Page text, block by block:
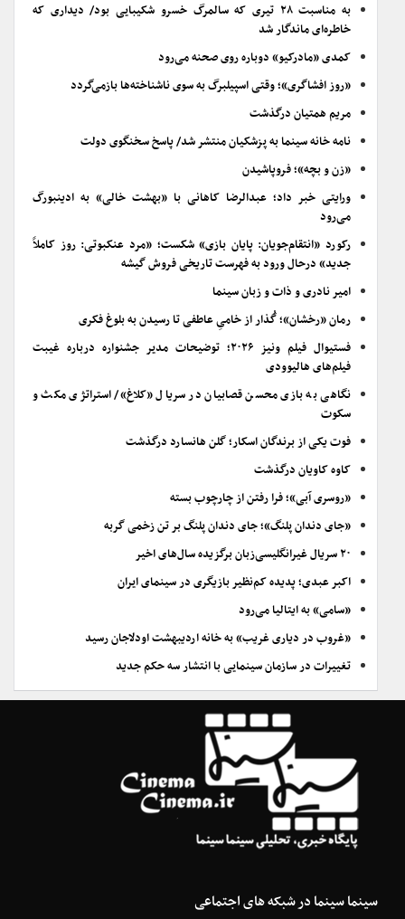
به مناسبت ۲۸ تیری که سالمرگ خسرو شکیبایی بود/ دیداری که
خاطره‌ای ماندگار شد
کمدی «مادرکیو» دوباره روی صحنه می‌رود
«روز افشاگری»؛ وقتی اسپیلبرگ به سوی ناشناخته‌ها بازمی‌گردد
مریم همتیان درگذشت
نامه خانه سینما به پزشکیان منتشر شد/ پاسخ سخنگوی دولت
«زن و بچه»؛ فروپاشیدن
ورایتی خبر داد؛ عبدالرضا کاهانی با «بهشت خالی» به ادینبورگ
می‌رود
رکورد «انتقام‌جویان: پایان بازی» شکست؛ «مرد عنکبوتی: روز کاملاً
جدید» درحال ورود به فهرست تاریخی فروش گیشه
امیر نادری و ذات و زبان سینما
رمان «رخشان»؛ گُذار از خامیِ عاطفی تا رسیدن به بلوغ فکری
فستیوال فیلم ونیز ۲۰۲۶؛ توضیحات مدیر جشنواره درباره غیبت
فیلم‌های هالیوودی
نگاهی به بازی محسن قصابیان در سریال «کلاغ»/ استراتژی مکث و
سکوت
فوت یکی از برندگان اسکار؛ گلن هانسارد درگذشت
کاوه کاویان درگذشت
«روسری آبی»؛ فرا رفتن از چارچوب بسته
«جای دندان پلنگ»؛ جای دندان پلنگ بر تن زخمی گربه
۲۰ سریال غیرانگلیسی‌زبان برگزیده سال‌های اخیر
اکبر عبدی؛ پدیده کم‌نظیر بازیگری در سینمای ایران
«سامی» به ایتالیا می‌رود
«غروب در دیاری غریب» به خانه اردیبهشت اودلاجان رسید
تغییرات در سازمان سینمایی با انتشار سه حکم جدید
سینما سینما در شبکه های اجتماعی